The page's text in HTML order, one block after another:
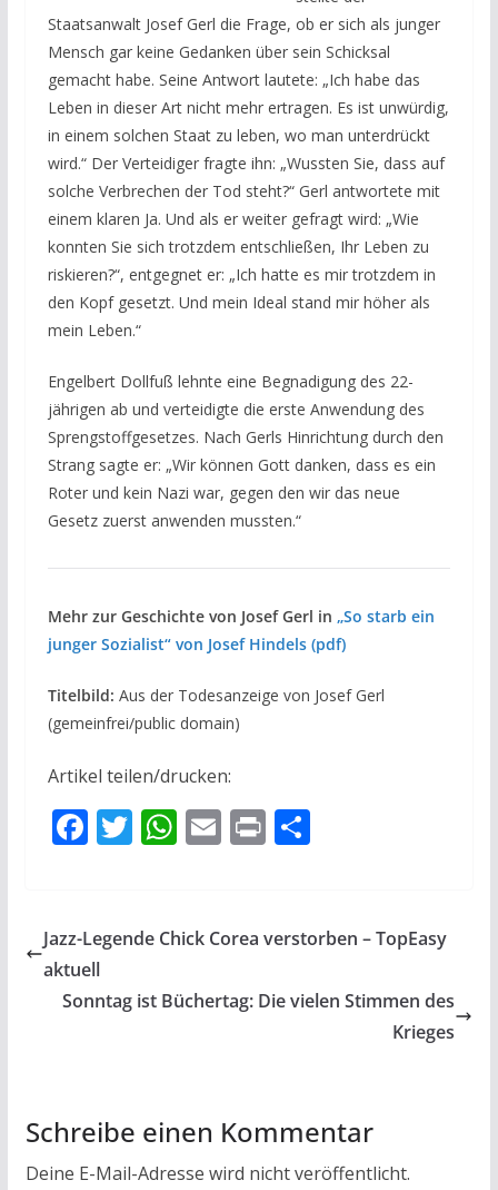
Staatsanwalt Josef Gerl die Frage, ob er sich als junger
Mensch gar keine Gedanken über sein Schicksal
gemacht habe. Seine Antwort lautete: „Ich habe das
Leben in dieser Art nicht mehr ertragen. Es ist unwürdig,
in einem solchen Staat zu leben, wo man unterdrückt
wird.“ Der Verteidiger fragte ihn: „Wussten Sie, dass auf
solche Verbrechen der Tod steht?“ Gerl antwortete mit
einem klaren Ja. Und als er weiter gefragt wird: „Wie
konnten Sie sich trotzdem entschließen, Ihr Leben zu
riskieren?“, entgegnet er: „Ich hatte es mir trotzdem in
den Kopf gesetzt. Und mein Ideal stand mir höher als
mein Leben.“
Engelbert Dollfuß lehnte eine Begnadigung des 22-
jährigen ab und verteidigte die erste Anwendung des
Sprengstoffgesetzes. Nach Gerls Hinrichtung durch den
Strang sagte er: „Wir können Gott danken, dass es ein
Roter und kein Nazi war, gegen den wir das neue
Gesetz zuerst anwenden mussten.“
Mehr zur Geschichte von Josef Gerl in „So starb ein
junger Sozialist“ von Josef Hindels (pdf)
Titelbild: Aus der Todesanzeige von Josef Gerl
(gemeinfrei/public domain)
Artikel teilen/drucken:
F
b
o
o
T
er
W
s
p
E
l
PrT
n
Jazz-Legende Chick Corea verstorben – TopEasy
aktuell
Sonntag ist Büchertag: Die vielen Stimmen des
Krieges
Schreibe einen Kommentar
Deine E-Mail-Adresse wird nicht veröffentlicht.